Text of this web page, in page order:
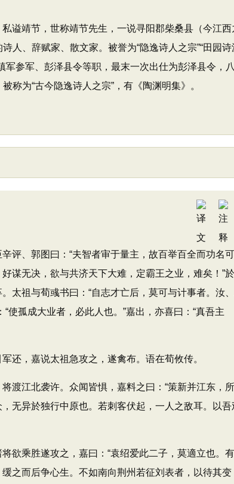
谥靖节，世称靖节先生，一说寻阳郡柴桑县（今江西
人、辞赋家、散文家。被誉为“隐逸诗人之宗”“田园诗
参军、彭泽县令等职，最末一次出仕为彭泽县令，
称为“古今隐逸诗人之宗”，有《陶渊明集》。
、郭图曰：“夫智者审于量主，故百举百全而功名
谋无决，欲与共济天下大难，定霸王之业，难矣！”
太祖与荀彧书曰：“自志才亡后，莫可与计事者。汝
使孤成大业者，必此人也。”嘉出，亦喜曰：“真吾主
，嘉说太祖急攻之，遂禽布。语在荀攸传。
江北袭许。众闻皆惧，嘉料之曰：“策新并江东，
无异於独行中原也。若刺客伏起，一人之敌耳。以吾
乘胜遂攻之，嘉曰：“袁绍爱此二子，莫適立也。
之而后争心生。不如南向荆州若征刘表者，以待其变